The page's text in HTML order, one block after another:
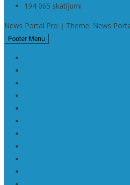
194 065 skatījumi
News Portal Pro | Theme: News
Footer Menu